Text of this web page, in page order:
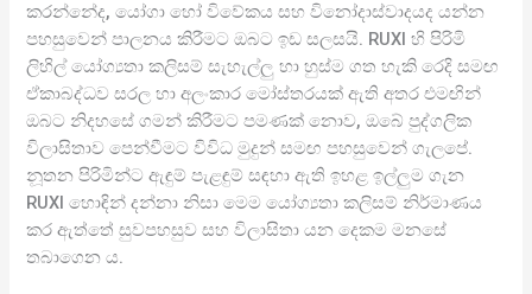
කරන්නේද, යෝගා හෝ විවේකය සහ විනෝදාස්වාදයද යන්න
පහසුවෙන් පාලනය කිරීමට ඔබට ඉඩ සලසයි. RUXI හි පිරිමි
ලිහිල් යෝග්‍යතා කලිසම් සැහැල්ලු හා හුස්ම ගත හැකි රෙදි සමඟ
ඒකාබද්ධව සරල හා අලංකාර මෝස්තරයක් ඇති අතර එමඟින්
ඔබට නිදහසේ ගමන් කිරීමට පමණක් නොව, ඔබේ පුද්ගලික
විලාසිතාව පෙන්වීමට විවිධ මුදුන් සමඟ පහසුවෙන් ගැලපේ.
නූතන පිරිමින්ට ඇඳුම් පැළඳුම් සඳහා ඇති ඉහළ ඉල්ලුම ගැන
RUXI හොඳින් දන්නා නිසා මෙම යෝග්‍යතා කලිසම් නිර්මාණය
කර ඇත්තේ සුවපහසුව සහ විලාසිතා යන දෙකම මනසේ
තබාගෙන ය.